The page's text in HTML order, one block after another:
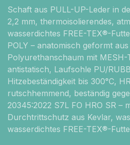
Schaft aus PULL-UP-Leder in
2,2 mm, thermoisolierendes,
wasserdichtes FREE-TEX®-
POLY – anatomisch geformt
Polyurethanschaum mit MESH-
antistatisch, Laufsohle PU/
Hitzebeständigkeit bis 300°C,
rutschhemmend, beständig
20345:2022 S7L FO HRO SR –
Durchtrittschutz aus Kevlar,
wasserdichtes FREE-TEX®-